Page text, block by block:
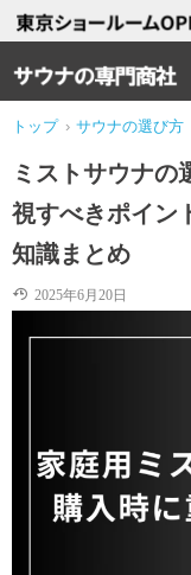
トップ › サウナの選び方
ミストサウナの
視すべきポイン
知識まとめ
2025年6月20日